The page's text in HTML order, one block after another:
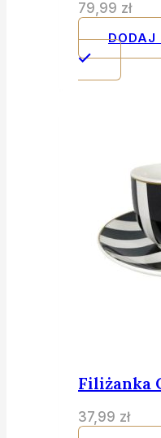
79,99 zł
DODAJ
Filiżanka
37,99 zł